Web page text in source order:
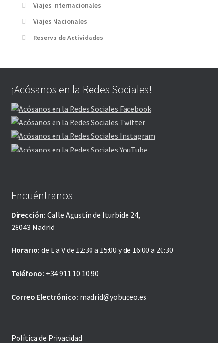
Viajes Internacionales
Viajes Nacionales
Reserva de Actividades
¡Acósanos en la Redes Sociales!
Encuéntranos
Dirección: Calle Agustín de Iturbide 24,
28043 Madrid
Horario: de L a V de 12:30 a 15:00 y de 16:00 a 20:30
Teléfono: +34 911 10 10 90
Correo Electrónico: madrid@yobuceo.es
Política de Privacidad